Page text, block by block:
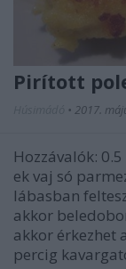
Pirított
• 2017.
Hozzávalók:
ek vaj só
lábasban
akkor
akkor érkezhet
percig